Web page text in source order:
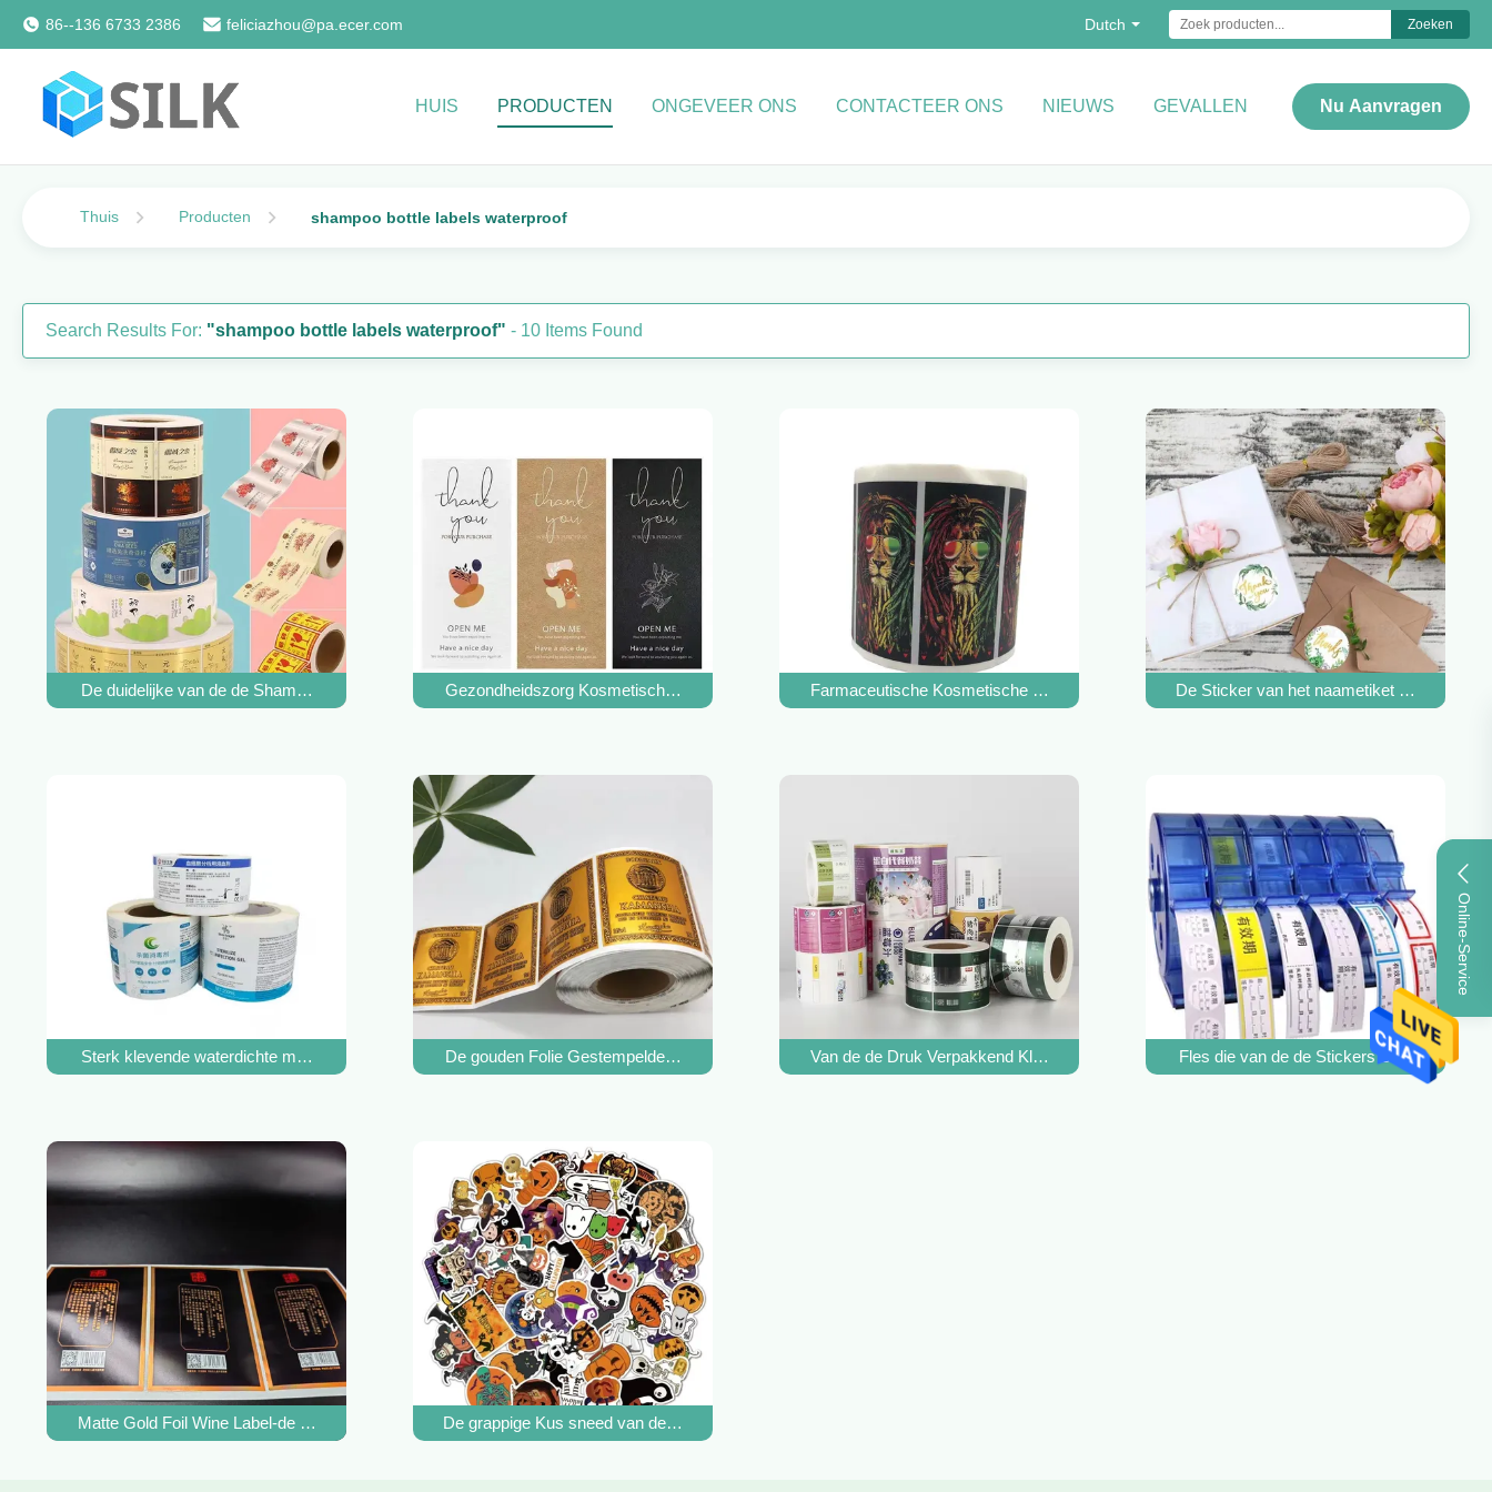
86--136 6733 2386 feliciazhou@pa.ecer.com Dutch Zoeken
HUIS PRODUCTEN ONGEVEER ONS CONTACTEER ONS NIEUWS GEVALLEN Nu Aanvragen
Online-Service
Thuis Producten shampoo bottle labels waterproof
Search Results For: "shampoo bottle labels waterproof" - 10 Items Found
De duidelijke van de de Shampoofles van het Drukhaar het Etiketstickers etiketteren het Waterdichte Snelle Inkten Inkjet
Gezondheidszorg Kosmetisch Etiket die de Waterdichte Stickers van de de Shampoofles van het Douchegel drukken
Farmaceutische Kosmetische van het de Douanehuis van de Etiketdruk het Productstickers
De Sticker van het naametiket
Sterk klevende waterdichte medische labelstickers PilflesverpakkingDe gouden Folie Gestempelde Stickers drukten de Etikettenhuwelijk van Logo Roll Food Wine Bottle van de Etikettenrechthoek
Van de de Druk Verpakkend Kleur van het douane Kosmetisch Etiket het Particuliere
Fles die van de de Stickers Sterke
Matte Gold Foil Wine Label-de Stickers Metaalkleefstof van de Stickers Witte Douane In reliëf gemaakte Verbinding
De grappige Kus sneed van de Douanepvc van het Stickerblad Zelfklevende Vorm Verwijderde de Stickerdruk